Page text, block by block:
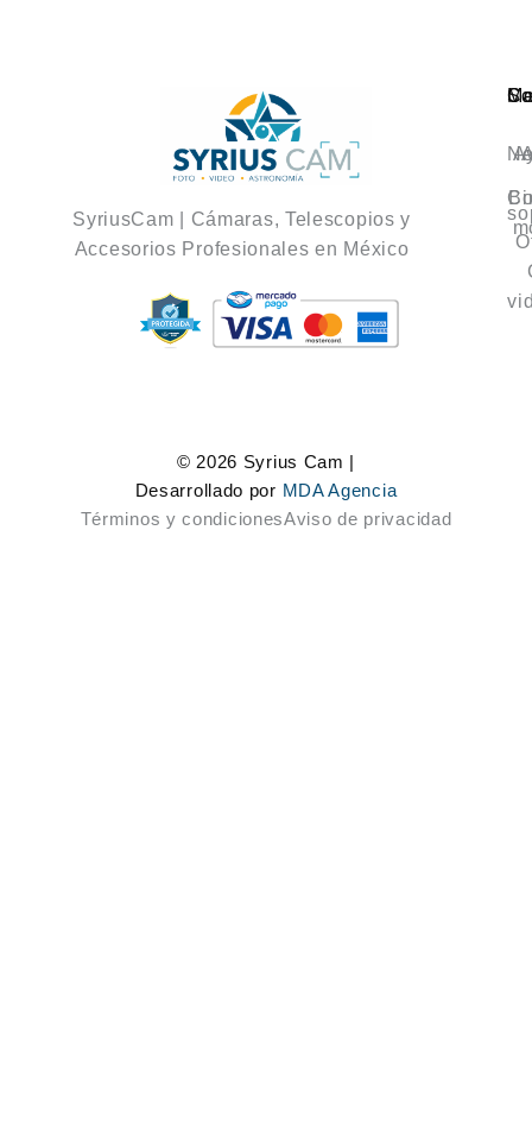
SyriusCam | Cámaras, Telescopios y
Accesorios Profesionales en México
© 2026 Syrius Cam |
Desarrollado por MDA Agencia
Términos y condicionesAviso de privacidad